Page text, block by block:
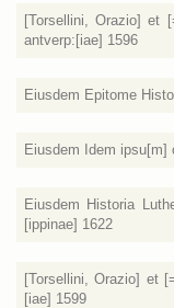
[Torsellini, Orazio] et
antverp:[iae] 1596
Eiusdem Epitome
Eiusdem Idem ipsu[m]
Eiusdem Historia
[ippinae] 1622
[Torsellini, Orazio] et
[iae] 1599